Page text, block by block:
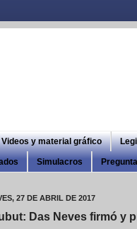
Videos y material gráfico
Simulacros
27 DE ABRIL DE 2017
Das Neves firmó y